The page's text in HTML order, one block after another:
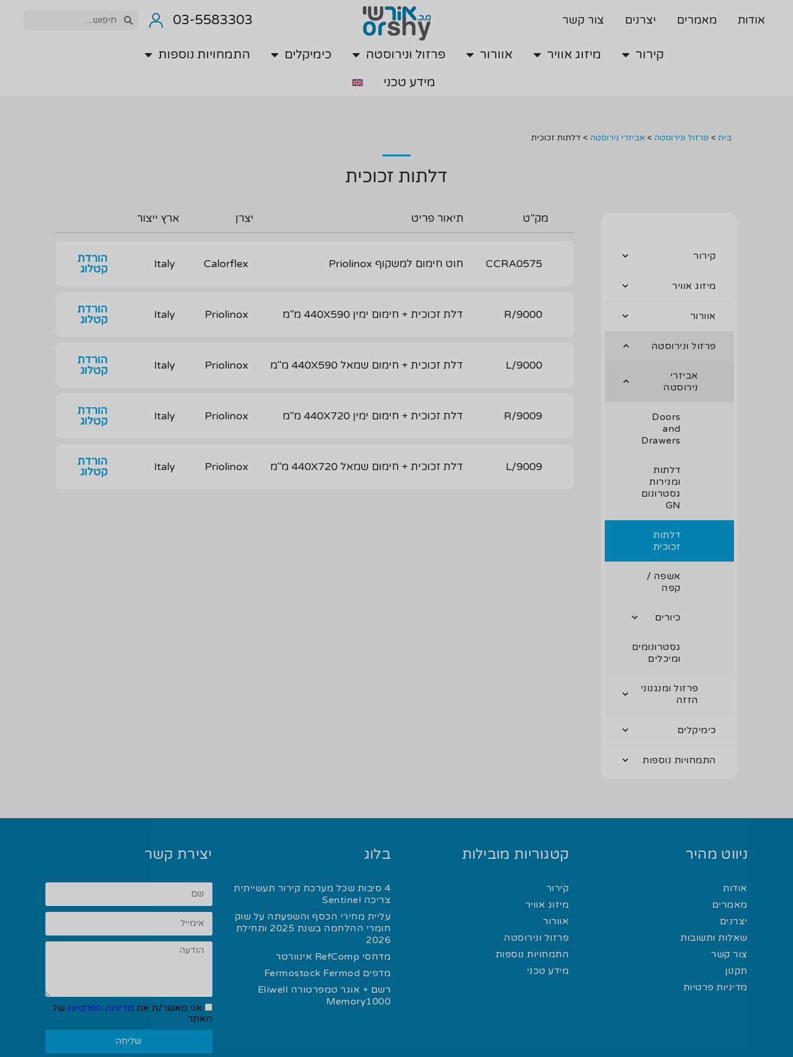
אודות מאמרים יצרנים צור קשר 03-5583303
קירור מיזוג אוויר אוורור פרזול ונירוסטה כימיקלים
התמחויות נוספות
מידע טכני
קירור מיזוג אוויר פרזול ונירוסטה
התמחויות נוספות
מידע טכני
בית > פרזול ונירוסטה >אביזרי נירוסטה >דלתות זכוכית
דלתות זכוכית
קירור
מיזוג אוויר
אוורור
פרזול ונירוסטה
אביזרי
נירוסטה
Doors
and
Drawers
דלתות
ומגירות
גסטרונום
GN
דלתות
זכוכית
אשפה /
קפה
כיורים
גסטרונומים
ומיכלים
פרזול ומנגנוני
הזזה
כימיקלים
התמחויות נוספות
מק"ט תיאור פריט יצרן ארץ ייצור
CCRA0575 חוט חימום למשקוף Priolinox Calorflex
Italy
הורדת
קטלוג
9000/R דלת זכוכית + חימום ימין 440X590 מ"מ Priolinox
Italy
הורדת
קטלוג
9000/L דלת זכוכית + חימום שמאל 440X590 מ"מ Priolinox
Italy
הורדת
קטלוג
9009/R דלת זכוכית + חימום ימין 440X720 מ"מ Priolinox
Italy
הורדת
קטלוג
9009/L דלת זכוכית + חימום שמאל 440X720 מ"מ Priolinox
Italy
הורדת
קטלוג
ניווט מהיר
אודות
מאמרים
יצרנים
שאלות ותשובות
צור קשר
תקנון
מדיניות פרטיות
קטגוריות מובילות
קירור
מיזוג אוויר
אוורור
פרזול ונירוסטה
התמחויות נוספות
מידע טכני
בלוג
4 סיבות שכל מערכת קירור תעשייתית
צריכה Sentinel
עליית מחירי הכסף והשפעתה על שוק
חומרי ההלחמה בשנת 2025 ותחילת
2026
מדחסי RefComp אינוורטר
מדפים Fermostock Fermod
רשם + אוגר טמפרטורה Eliwell
Memory1000
יצירת קשר
אני מאשר/ת את מדיניות הפרטיות של
האתר
שליחה